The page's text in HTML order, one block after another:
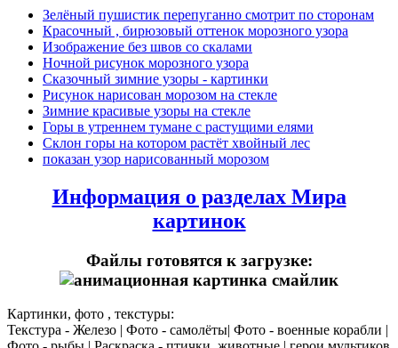
Зелёный пушистик перепуганно смотрит по сторонам
Красочный , бирюзовый оттенок морозного узора
Изображение без швов со скалами
Ночной рисунок морозного узора
Сказочный зимние узоры - картинки
Рисунок нарисован морозом на стекле
Зимние красивые узоры на стекле
Горы в утреннем тумане с растущими елями
Склон горы на котором растёт хвойный лес
показан узор нарисованный морозом
Информация о разделах Мира
картинок
Файлы готовятся к загрузке:
Картинки, фото , текстуры:
Текстура - Железо | Фото - самолёты| Фото - военные корабли |